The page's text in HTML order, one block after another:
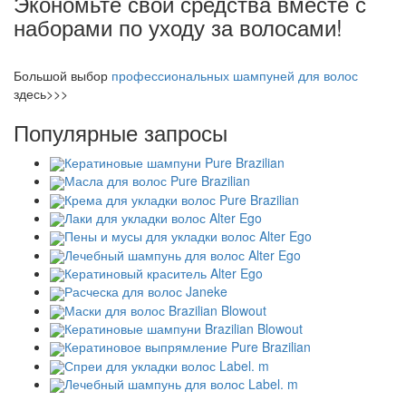
наборами по уходу за волосами!
Большой выбор профессиональных шампуней для волос
здесь>>>
Популярные запросы
Кератиновые шампуни Pure Brazilian
Масла для волос Pure Brazilian
Крема для укладки волос Pure Brazilian
Лаки для укладки волос Alter Ego
Пены и мусы для укладки волос Alter Ego
Лечебный шампунь для волос Alter Ego
Кератиновый краситель Alter Ego
Расческа для волос Janeke
Маски для волос Brazilian Blowout
Кератиновые шампуни Brazilian Blowout
Кератиновое выпрямление Pure Brazilian
Спреи для укладки волос Label. m
Лечебный шампунь для волос Label. m